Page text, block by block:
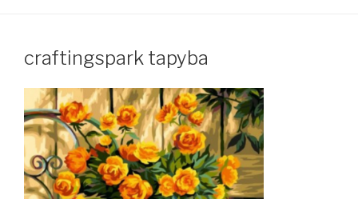
craftingspark tapyba